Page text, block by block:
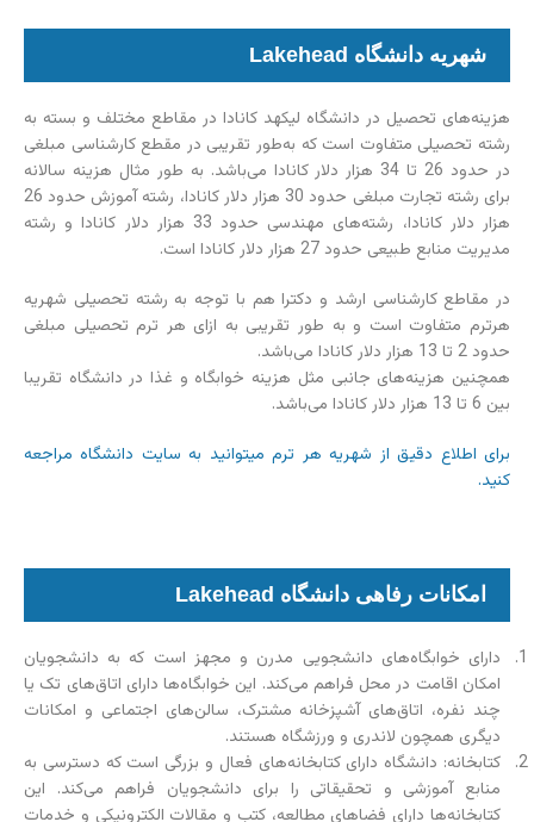
شهریه دانشگاه Lakehead
هزینه‌های تحصیل در دانشگاه لیکهد کانادا در مقاطع مختلف و بسته به
رشته تحصیلی متفاوت است که به‌طور تقریبی در مقطع کارشناسی مبلغی
در حدود 26 تا 34 هزار دلار کانادا می‌باشد. به طور مثال هزینه سالانه
برای رشته تجارت مبلغی حدود 30 هزار دلار کانادا، رشته آموزش حدود 26
هزار دلار کانادا، رشته‌های مهندسی حدود 33 هزار دلار کانادا و رشته
مدیریت منابع طبیعی حدود 27 هزار دلار کانادا است.
در مقاطع کارشناسی ارشد و دکترا هم با توجه به رشته تحصیلی شهریه
هرترم متفاوت است و به طور تقریبی به ازای هر ترم تحصیلی مبلغی
حدود 2 تا 13 هزار دلار کانادا می‌باشد.
همچنین هزینه‌های جانبی مثل هزینه خوابگاه‌ و غذا در دانشگاه تقریبا
بین 6 تا 13 هزار دلار کانادا می‌باشد.
برای اطلاع دقیق از شهریه هر ترم میتوانید به سایت دانشگاه مراجعه
کنید.
امکانات رفاهی دانشگاه Lakehead
دارای خوابگاه‌های دانشجویی مدرن و مجهز است که به دانشجویان
امکان اقامت در محل فراهم می‌کند. این خوابگاه‌ها دارای اتاق‌های تک یا
چند نفره، اتاق‌های آشپزخانه مشترک، سالن‌های اجتماعی و امکانات
دیگری همچون لاندری و ورزشگاه هستند.
کتابخانه: دانشگاه دارای کتابخانه‌های فعال و بزرگی است که دسترسی به
منابع آموزشی و تحقیقاتی را برای دانشجویان فراهم می‌کند. این
کتابخانه‌ها دارای فضاهای مطالعه، کتب و مقالات الکترونیکی و خدمات